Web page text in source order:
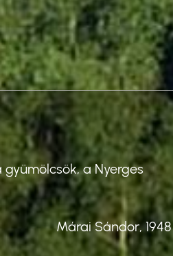
a Nyerges
Márai Sándor, 1948